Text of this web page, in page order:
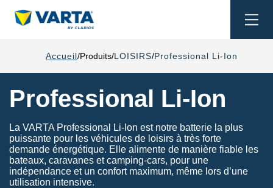
Accueil Produits LOISIRS Professional Li-Ion
Professional Li-Ion
La VARTA Professional Li-Ion est notre batterie la plus
puissante pour les véhicules de loisirs à très forte
demande énergétique. Elle alimente de manière fiable les
bateaux, caravanes et camping-cars, pour une
indépendance et un confort maximum, même lors d’une
utilisation intensive.